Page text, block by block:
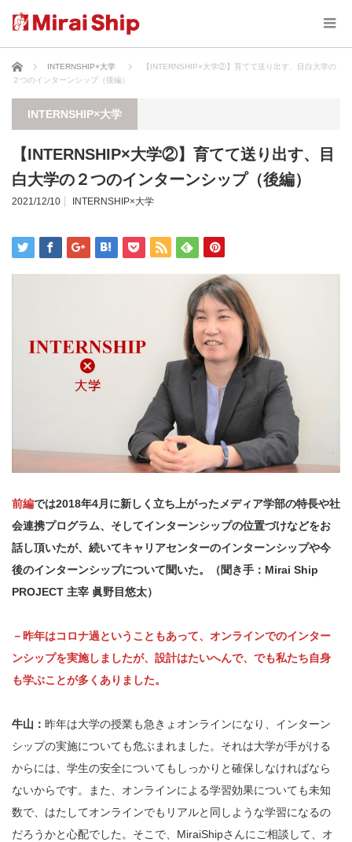
ホーム INTERNSHIP×大学
【INTERNSHIP×大学②】育てて送り出す、目白大学の
２つのインターンシップ（後編）
INTERNSHIP×大学
【INTERNSHIP×大学②】育てて送り出す、目
白大学の２つのインターンシップ（後編）
2021/12/10 INTERNSHIP×大学
前編では2018年4月に新しく立ち上がったメディア学部の特長や社
会連携プログラム、そしてインターンシップの位置づけなどをお
話し頂いたが、続いてキャリアセンターのインターンシップや今
後のインターンシップについて聞いた。（聞き手：Mirai Ship
PROJECT 主宰 眞野目悠太）
－昨年はコロナ過ということもあって、オンラインでのインター
ンシップを実施しましたが、設計はたいへんで、でも私たち自身
も学ぶことが多くありました。
牛山： 昨年は大学の授業も急きょオンラインになり、インターン
シップの実施についても危ぶまれました。それは大学が手がける
からには、学生の安全についてもしっかりと確保しなければなら
ないからです。また、オンラインによる学習効果についても未知
数で、はたしてオンラインでもリアルと同しような学習になるの
だろうかと心配でした。そこで、MiraiShipさんにご相談して、オ